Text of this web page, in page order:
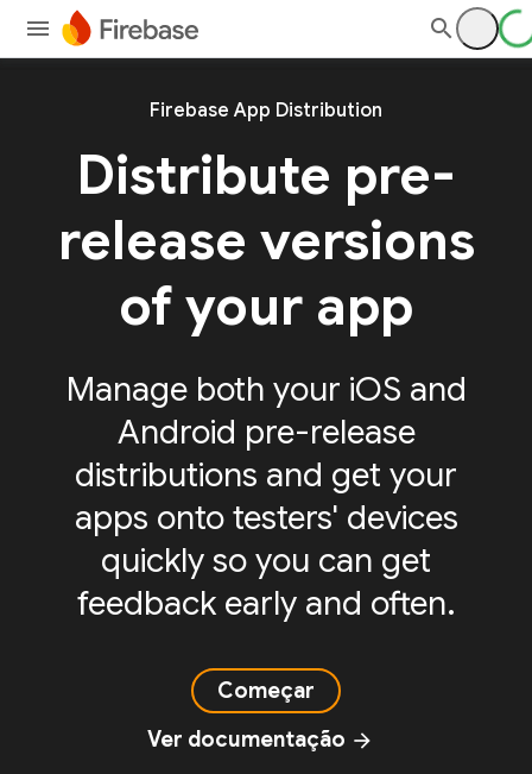
Firebase App Distribution
Distribute pre-
release versions
of your app
Manage both your iOS and
Android pre-release
distributions and get your
apps onto testers' devices
quickly so you can get
feedback early and often.
Começar
Ver documentação arrow_forward